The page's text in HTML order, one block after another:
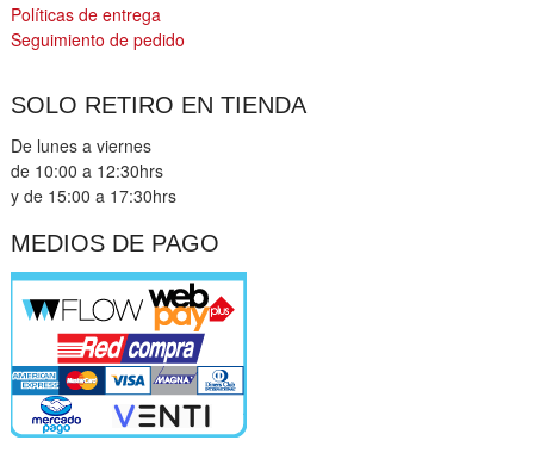
Políticas de entrega
Seguimiento de pedido
SOLO RETIRO EN TIENDA
De lunes a viernes
de 10:00 a 12:30hrs
y de 15:00 a 17:30hrs
MEDIOS DE PAGO